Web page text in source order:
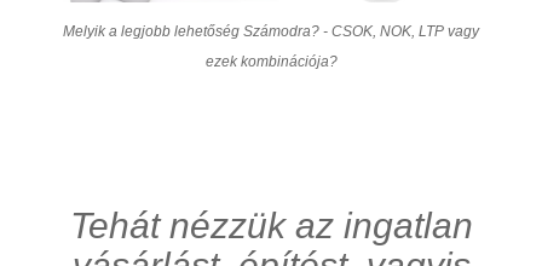
Melyik a legjobb lehetőség Számodra? - CSOK, NOK, LTP vagy
ezek kombinációja?
Tehát nézzük az ingatlan